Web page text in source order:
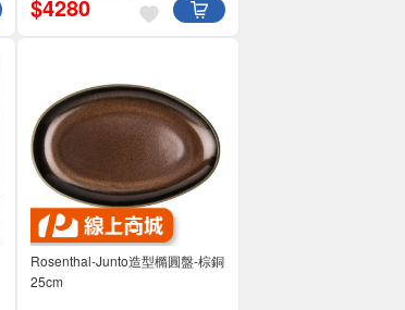
$4280
Rosenthal-Junto造型橢圓盤-棕銅
25cm